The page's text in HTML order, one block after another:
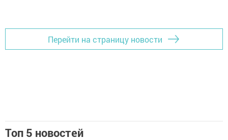
Перейти на страницу новости
Топ 5 новостей